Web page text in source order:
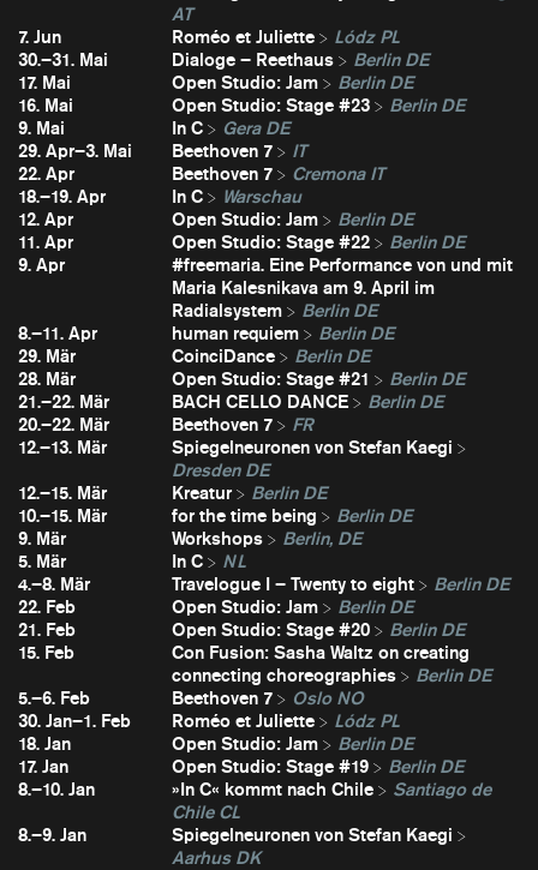
AT
7. Jun
Roméo et Juliette
Lódz PL
30.–31. Mai
Dialoge – Reethaus
Berlin DE
17. Mai
Open Studio: Jam
Berlin DE
16. Mai
Open Studio: Stage #23
Berlin DE
9. Mai
In C
Gera DE
29. Apr–3. Mai
Beethoven 7
IT
22. Apr
Beethoven 7
Cremona IT
18.–19. Apr
In C
Warschau
12. Apr
Open Studio: Jam
Berlin DE
11. Apr
Open Studio: Stage #22
Berlin DE
9. Apr
#freemaria. Eine Performance von und mit
Maria Kalesnikava am 9. April im
Radialsystem
Berlin DE
8.–11. Apr
human requiem
Berlin DE
29. Mär
CoinciDance
Berlin DE
28. Mär
Open Studio: Stage #21
Berlin DE
21.–22. Mär
BACH CELLO DANCE
Berlin DE
20.–22. Mär
Beethoven 7
FR
12.–13. Mär
Spiegelneuronen von Stefan Kaegi
Dresden DE
12.–15. Mär
Kreatur
Berlin DE
10.–15. Mär
for the time being
Berlin DE
9. Mär
Workshops
Berlin, DE
5. Mär
In C
NL
4.–8. Mär
Travelogue I – Twenty to eight
Berlin DE
22. Feb
Open Studio: Jam
Berlin DE
21. Feb
Open Studio: Stage #20
Berlin DE
15. Feb
Con Fusion: Sasha Waltz on creating
connecting choreographies
Berlin DE
5.–6. Feb
Beethoven 7
Oslo NO
30. Jan–1. Feb
Roméo et Juliette
Lódz PL
18. Jan
Open Studio: Jam
Berlin DE
17. Jan
Open Studio: Stage #19
Berlin DE
8.–10. Jan
»In C« kommt nach Chile
Santiago de
Chile CL
8.–9. Jan
Spiegelneuronen von Stefan Kaegi
Aarhus DK